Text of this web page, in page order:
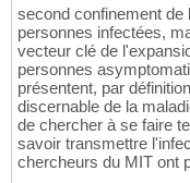
second confinement de
personnes infectées,
vecteur clé de
personnes
présentent, par
discernable de la
de chercher à se faire
savoir transmettre
chercheurs du MIT ont